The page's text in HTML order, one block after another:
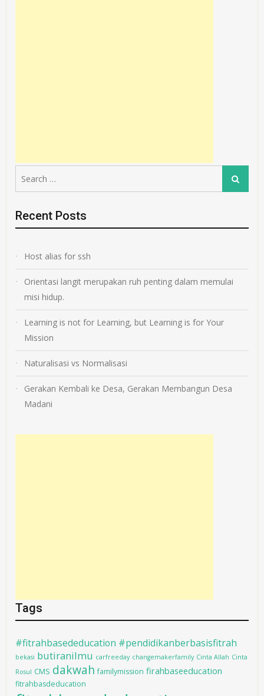
for:
Search
Recent Posts
Host alias for ssh
Orientasi langit merupakan ruh penting dalam memulai
misi hidup.
Learning is not for Learning, but Learning is for Your
Mission
Naturalisasi vs Normalisasi
Gerakan Kembali ke Desa, Gerakan Membangun Desa
Madani
Tags
#fitrahbasededucation #pendidikanberbasisfitrah
bekasi butiranilmu carfreeday changemakerfamily Cinta Allah Cinta
Rosul CMS dakwah familymission firahbaseeducation
fitrahbasdeducation